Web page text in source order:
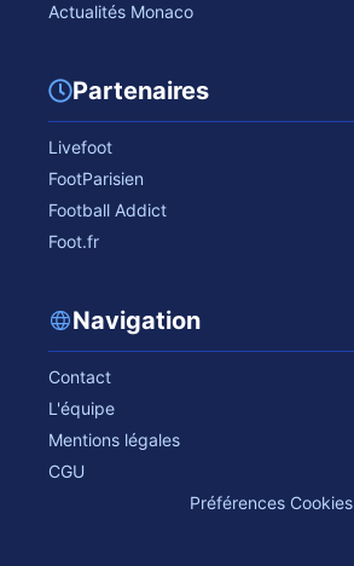
Actualités Monaco
Partenaires
Livefoot
FootParisien
Football Addict
Foot.fr
Navigation
Contact
L'équipe
Mentions légales
CGU
Préférences Cookies